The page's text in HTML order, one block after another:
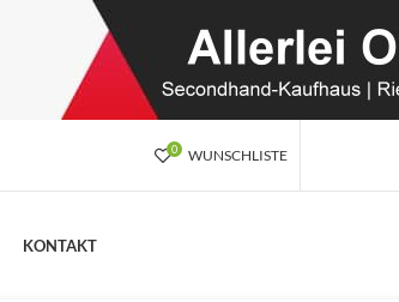
0 WUNSCHLISTE
KONTAKT